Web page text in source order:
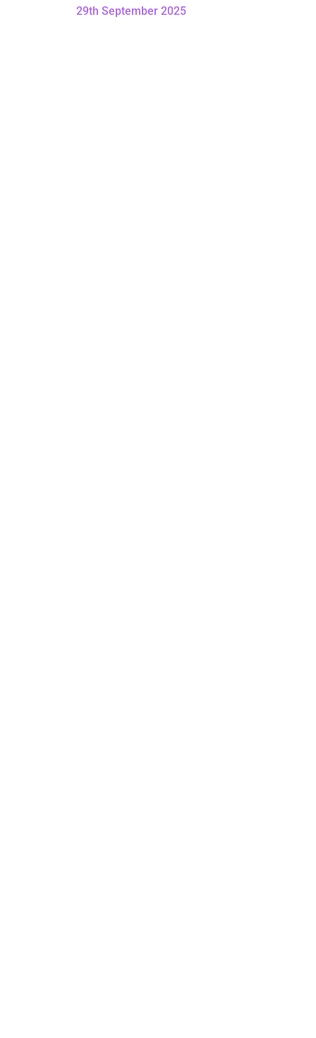
29th September 2025